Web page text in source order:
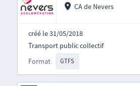
CA de Nevers
créé le 31/05/2018
Format GTFS
Transport public collectif